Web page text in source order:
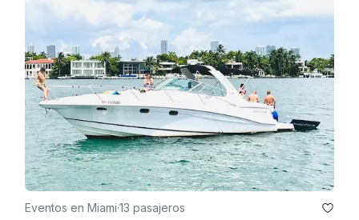
Eventos en Miami·13 pasajeros